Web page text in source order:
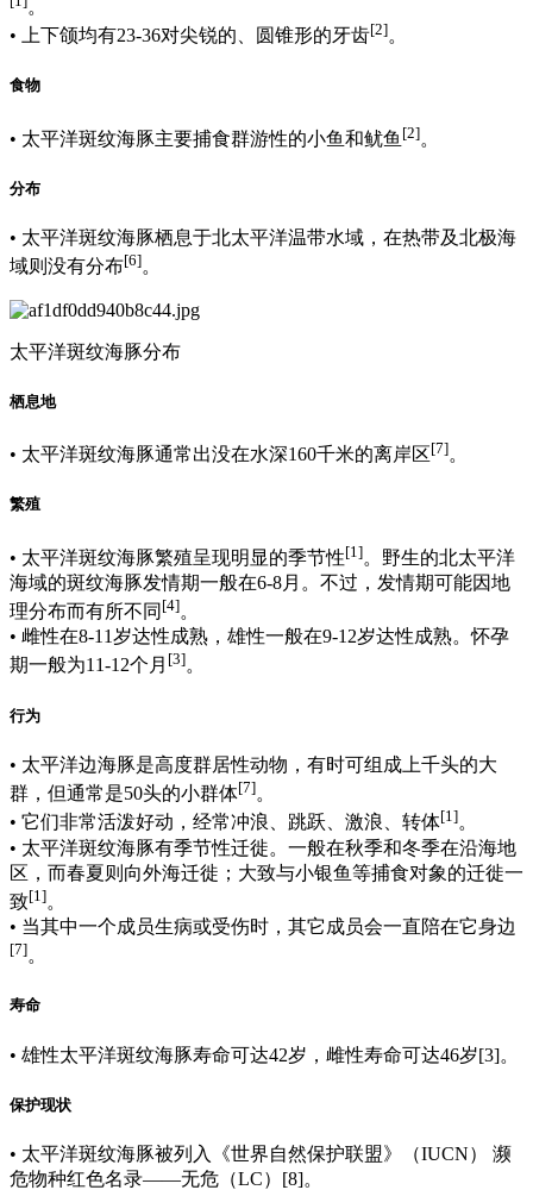
。
• 上下颌均有23-36对尖锐的、圆锥形的牙齿[2]。
食物
• 太平洋斑纹海豚主要捕食群游性的小鱼和鱿鱼 [2]。
分布
• 太平洋斑纹海豚栖息于北太平洋温带水域，在热带及北极海
域则没有分布[6]。
太平洋斑纹海豚分布
栖息地
• 太平洋斑纹海豚通常出没在水深160千米的离岸区[7]。
繁殖
• 太平洋斑纹海豚繁殖呈现明显的季节性[1]。野生的北太平洋
海域的斑纹海豚发情期一般在6-8月。不过，发情期可能因地
理分布而有所不同 [4]。
• 雌性在8-11岁达性成熟，雄性一般在9-12岁达性成熟。怀孕
期一般为11-12个月 [3]。
行为
• 太平洋边海豚是高度群居性动物，有时可组成上千头的大
群，但通常是50头的小群体[7]。
• 它们非常活泼好动，经常冲浪、跳跃、激浪、转体[1]。
• 太平洋斑纹海豚有季节性迁徙。一般在秋季和冬季在沿海地
区，而春夏则向外海迁徙；大致与小银鱼等捕食对象的迁徙一
致[1]。
• 当其中一个成员生病或受伤时，其它成员会一直陪在它身边
[7]。
寿命
• 雄性太平洋斑纹海豚寿命可达42岁，雌性寿命可达46岁[3]。
保护现状
• 太平洋斑纹海豚被列入《世界自然保护联盟》（IUCN） 濒
危物种红色名录——无危（LC）[8]。